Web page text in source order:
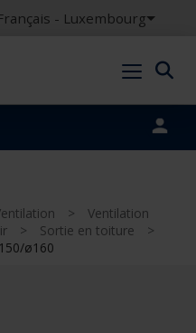
- Luxembourg
>
Ventilation
> Sortie en toiture
>
ø160